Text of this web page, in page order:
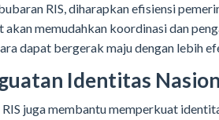
RIS, diharapkan efisiensi
akan memudahkan koordinasi dan
dapat bergerak maju dengan lebih
Identitas
juga membantu memperkuat